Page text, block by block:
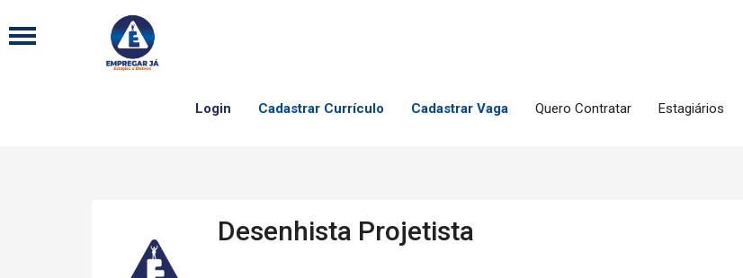
Login Cadastrar Currículo Cadastrar Vaga Quero Contratar Estagiários
Desenhista Projetista